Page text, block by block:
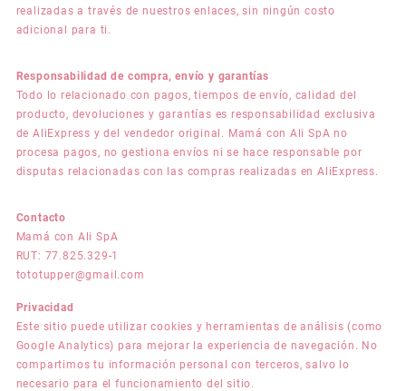
realizadas a través de nuestros enlaces, sin ningún costo
adicional para ti.
Responsabilidad de compra, envío y garantías
Todo lo relacionado con pagos, tiempos de envío, calidad del
producto, devoluciones y garantías es responsabilidad exclusiva
de AliExpress y del vendedor original. Mamá con Ali SpA no
procesa pagos, no gestiona envíos ni se hace responsable por
disputas relacionadas con las compras realizadas en AliExpress.
Contacto
Mamá con Ali SpA
RUT: 77.825.329-1
tototupper@gmail.com
Privacidad
Este sitio puede utilizar cookies y herramientas de análisis (como
Google Analytics) para mejorar la experiencia de navegación. No
compartimos tu información personal con terceros, salvo lo
necesario para el funcionamiento del sitio.